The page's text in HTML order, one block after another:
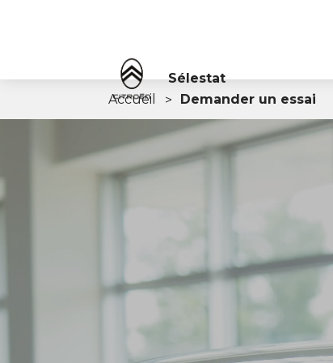
Sélestat
Accueil Demander un essai